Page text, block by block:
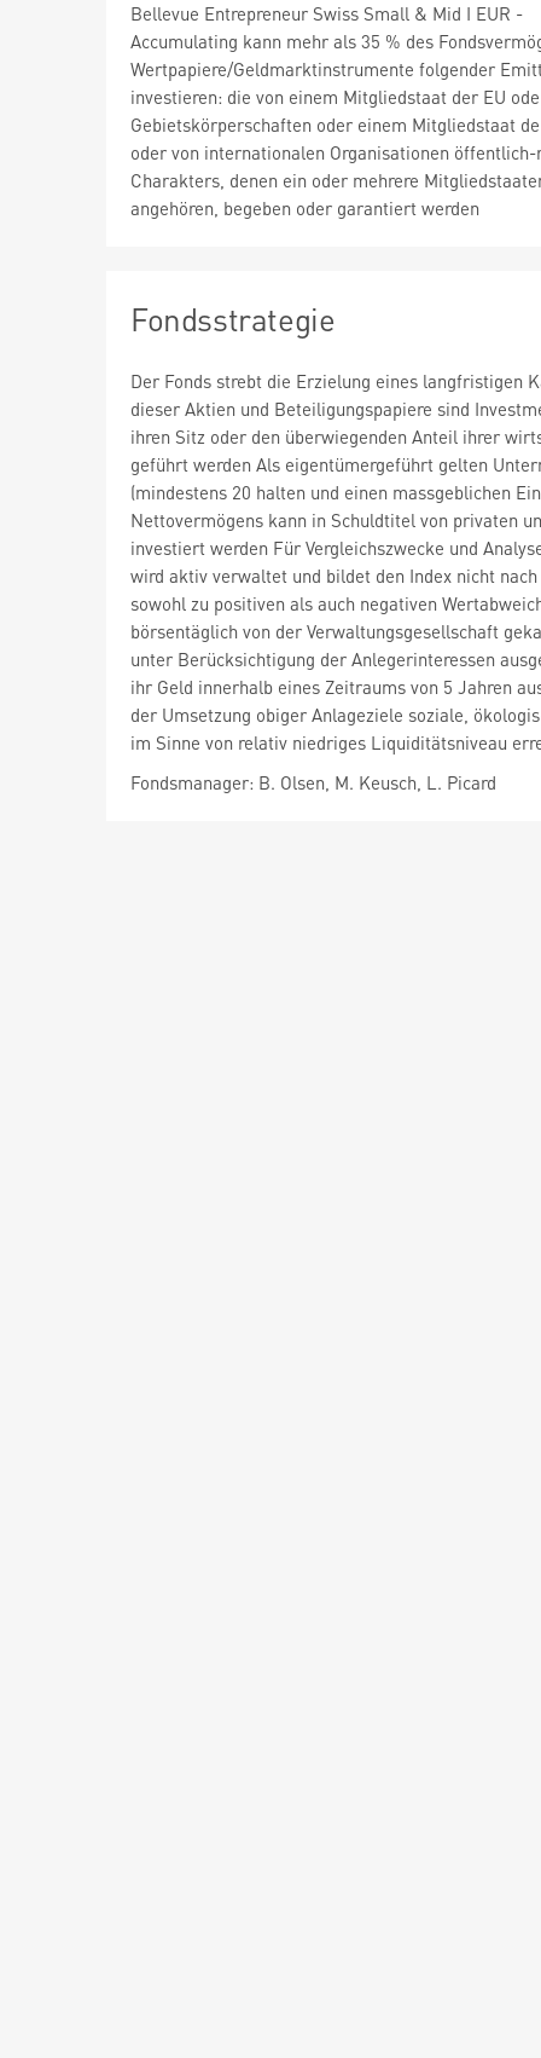
Bellevue Entrepreneur Swiss Small & Mid I EUR -
Accumulating kann mehr als 35 % des
Wertpapiere/Geldmarktinstrumente folgender
investieren: die von einem Mitgliedstaat der EU
Gebietskörperschaften oder einem Mitgliedstaat
oder von internationalen Organisationen
Charakters, denen ein oder mehrere
angehören, begeben oder garantiert werden
Fondsstrategie
Der Fonds strebt die Erzielung eines langfristigen
dieser Aktien und Beteiligungspapiere sind
ihren Sitz oder den überwiegenden Anteil ihrer
geführt werden Als eigentümergeführt gelten
(mindestens 20 halten und einen massgeblichen
Nettovermögens kann in Schuldtitel von privaten
investiert werden Für Vergleichszwecke und
wird aktiv verwaltet und bildet den Index nicht
sowohl zu positiven als auch negativen
börsentäglich von der Verwaltungsgesellschaft
unter Berücksichtigung der Anlegerinteressen
ihr Geld innerhalb eines Zeitraums von 5 Jahren
der Umsetzung obiger Anlageziele soziale,
im Sinne von relativ niedriges Liquiditätsniveau
Fondsmanager: B. Olsen, M. Keusch, L. Picard